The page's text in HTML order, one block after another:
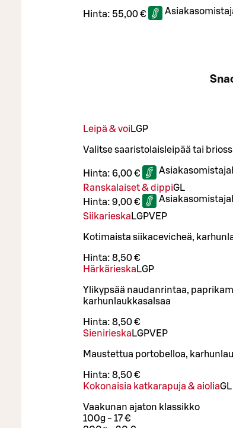
Hinta: 55,00 €
Leipä & voi LGP
Valitse saaristolaisleipää tai
Hinta: 6,00 €
Ranskalaiset & dippiGL
Hinta: 9,00 €
Siikarieska LGPVEP
Kotimaista siikacevicheä,
Hinta: 8,50 €
Härkärieska LGP
Ylikypsää naudanrintaa,
karhunlaukkasalsaa
Hinta: 8,50 €
Sienirieska LGPVEP
Maustettua portobelloa,
Hinta: 8,50 €
Kokonaisia katkarapuja & aioliaGL
Vaakunan ajaton klassikko
100g - 17 €